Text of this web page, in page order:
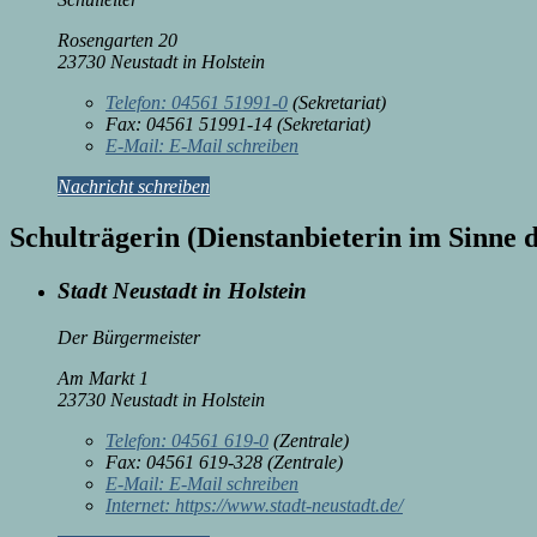
Rosengarten 20
23730 Neustadt in Holstein
Telefon: 04561 51991-0 (Sekretariat)
Fax: 04561 51991-14 (Sekretariat)
E-Mail: E-Mail schreiben
Nachricht schreiben
Schulträgerin (Dienstanbieterin im Sinne
Stadt Neustadt in Holstein
Der Bürgermeister
Am Markt 1
23730 Neustadt in Holstein
Telefon: 04561 619-0 (Zentrale)
Fax: 04561 619-328 (Zentrale)
E-Mail: E-Mail schreiben
Internet: https://www.stadt-neustadt.de/